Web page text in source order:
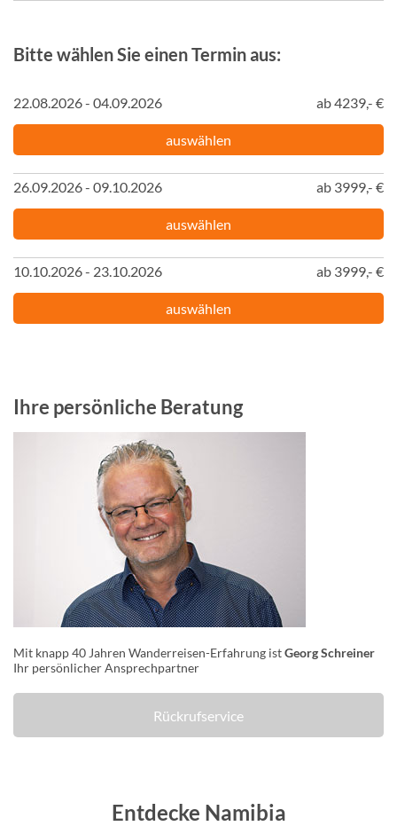
Bitte wählen Sie einen Termin aus:
22.08.2026 - 04.09.2026 ab 4239,- €
auswählen
26.09.2026 - 09.10.2026 ab 3999,- €
auswählen
10.10.2026 - 23.10.2026 ab 3999,- €
auswählen
Ihre persönliche Beratung
Mit knapp 40 Jahren Wanderreisen-Erfahrung istGeorg Schreiner
Ihr persönlicher Ansprechpartner
Rückrufservice
Entdecke Namibia